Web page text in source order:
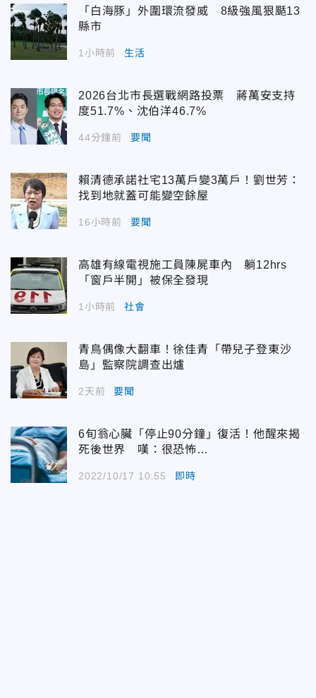
「白海豚」外圍環流發威 8級強風狠颳13
縣市
1小時前 生活
2026台北市長選戰網路投票 蔣萬安支持
度51.7%、沈伯洋46.7%
44分鐘前 要聞
賴清德承諾社宅13萬戶變3萬戶！劉世芳：
找到地就蓋可能變空餘屋
16小時前 要聞
高雄有線電視施工員陳屍車內 躺12hrs
「窗戶半開」被保全發現
1小時前 社會
青鳥偶像大翻車！徐佳青「帶兒子登東沙
島」監察院調查出爐
2天前 要聞
6旬翁心臟「停止90分鐘」復活！他醒來揭
死後世界 嘆：很恐怖…
2022/10/17 10:55 即時